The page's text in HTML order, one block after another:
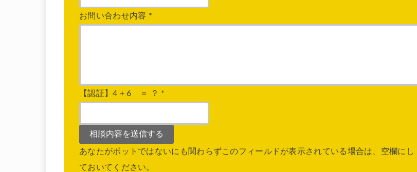
お問い合わせ内容 *
【認証】4 + 6 ＝ ？ *
あなたがボットではないにも関わらずこのフィールドが表示されている場合は、空欄にし
ておいてください。